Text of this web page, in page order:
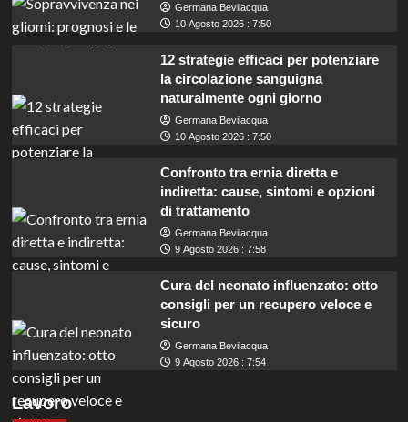
Germana Bevilacqua
10 Agosto 2026 : 7:50
12 strategie efficaci per potenziare
la circolazione sanguigna
naturalmente ogni giorno
Germana Bevilacqua
10 Agosto 2026 : 7:50
Confronto tra ernia diretta e
indiretta: cause, sintomi e opzioni
di trattamento
Germana Bevilacqua
9 Agosto 2026 : 7:58
Cura del neonato influenzato: otto
consigli per un recupero veloce e
sicuro
Germana Bevilacqua
9 Agosto 2026 : 7:54
Lavoro
Concorsi pubblici da non perdere: scadenze
cruciali nella settimana di Ferragosto 2026.